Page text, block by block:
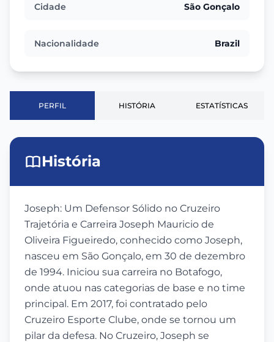
Cidade São Gonçalo
Nacionalidade Brazil
PERFIL HISTÓRIA ESTATÍSTICAS
História
Joseph: Um Defensor Sólido no Cruzeiro
Trajetória e Carreira Joseph Mauricio de
Oliveira Figueiredo, conhecido como Joseph,
nasceu em São Gonçalo, em 30 de dezembro
de 1994. Iniciou sua carreira no Botafogo,
onde atuou nas categorias de base e no time
principal. Em 2017, foi contratado pelo
Cruzeiro Esporte Clube, onde se tornou um
pilar da defesa. No Cruzeiro, Joseph se